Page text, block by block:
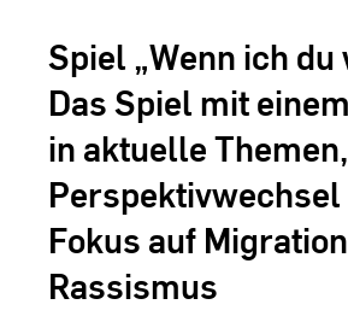
Spiel „Wenn ich du
Das Spiel mit
in aktuelle
Fokus auf
Rassismus